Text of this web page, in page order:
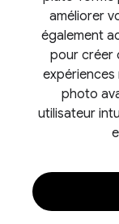
améliorer
également
pour créer
photo
utilisateur